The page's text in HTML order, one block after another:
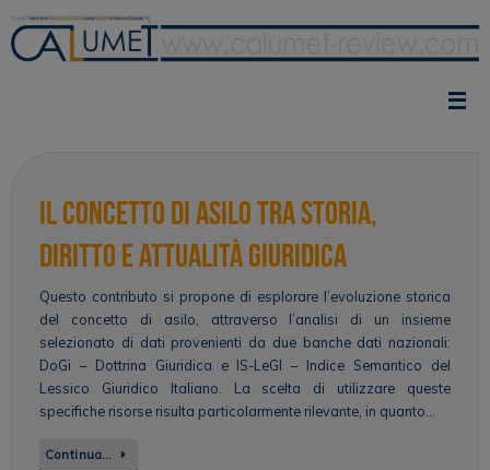
contenuto
Il concetto di asilo tra storia,
diritto e attualità giuridica
Questo contributo si propone di esplorare l’evoluzione storica
del concetto di asilo, attraverso l’analisi di un insieme
selezionato di dati provenienti da due banche dati nazionali:
DoGi – Dottrina Giuridica e IS-LeGI – Indice Semantico del
Lessico Giuridico Italiano. La scelta di utilizzare queste
specifiche risorse risulta particolarmente rilevante, in quanto…
Continua…